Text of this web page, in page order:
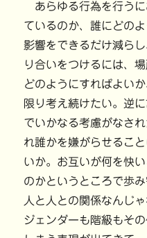
あらゆる行為を行うに
ているのか、誰にどの
影響をできるだけ減ら
り合いをつけるには、
どのようにすればよい
限り考え続けたい。逆
でいかなる考慮がなさ
れ誰かを嫌がらせるこ
いか。お互いが何を快
のかというところで歩
人と人との関係なんじ
ジェンダーも階級もそ